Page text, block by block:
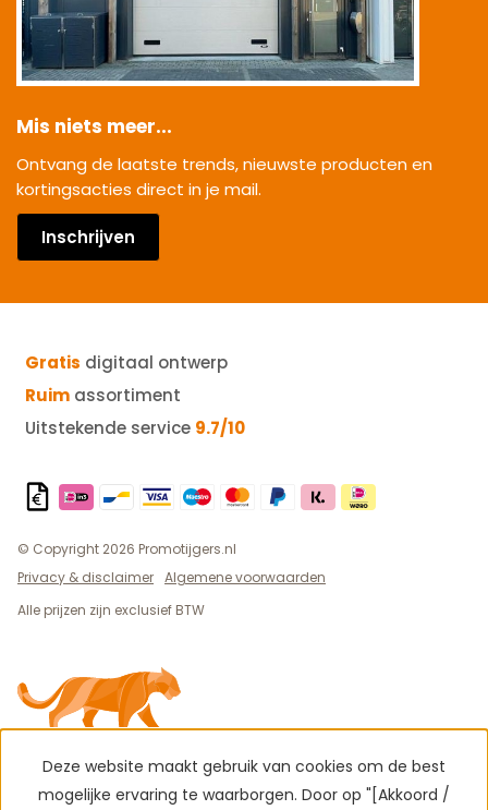
Mis niets meer...
Ontvang de laatste trends, nieuwste producten en
kortingsacties direct in je mail.
Inschrijven
Gratis digitaal ontwerp
Ruim assortiment
Uitstekende service 9.7/10
© Copyright 2026 Promotijgers.nl
Privacy & disclaimer Algemene voorwaarden
Alle prijzen zijn exclusief BTW
Deze website maakt gebruik van cookies om de best
mogelijke ervaring te waarborgen. Door op "[Akkoord /